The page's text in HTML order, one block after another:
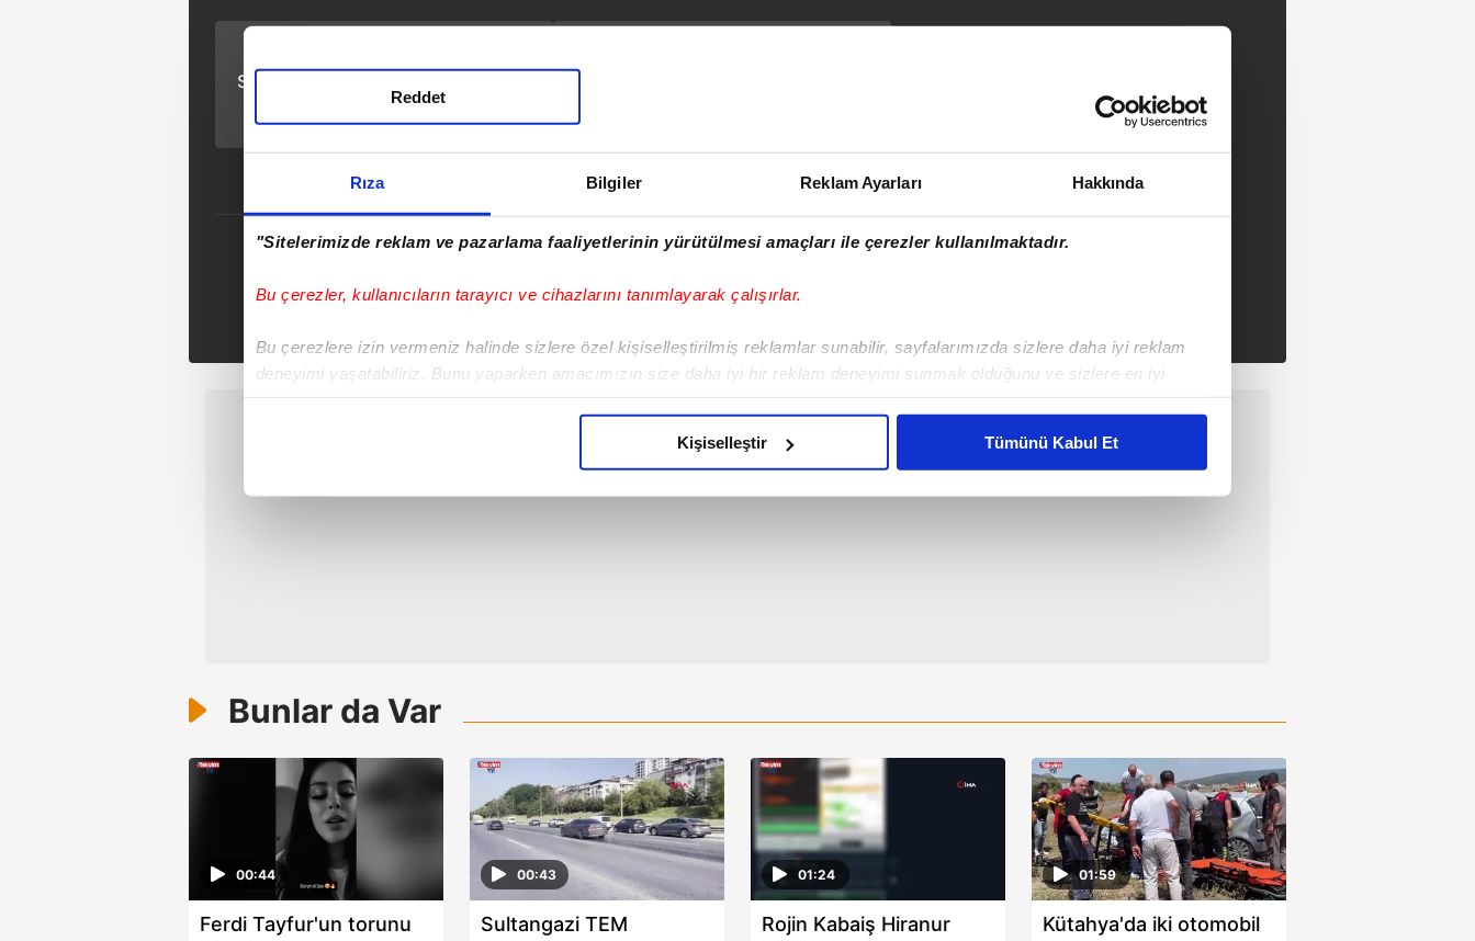
Rıza Bilgiler Reklam Ayarları Hakkında
"Sitelerimizde reklam ve pazarlama faaliyetlerinin yürütülmesi amaçları ile çerezler kullanılmaktadır.
Bu çerezler, kullanıcıların tarayıcı ve cihazlarını tanımlayarak çalışırlar.
Bu çerezlere izin vermeniz halinde sizlere özel kişiselleştirilmiş reklamlar sunabilir, sayfalarımızda sizlere daha iyi reklam
deneyimi yaşatabiliriz. Bunu yaparken amacımızın size daha iyi bir reklam deneyimi sunmak olduğunu ve sizlere en iyi
mevzuata uygun olarak kullanılan çerezlerle ilgili bilgi almak için lütfen
tıklayınız.
Reddet
Kişiselleştir Tümünü Kabul Et
Silivri'de gerginlik ve
arbede... CHP'liler
tepki gösterdi! Adliye
Takvim.com.tr Haber
Bunlar da Var
00:44
Ferdi Tayfur'un torunu
00:43
Sultangazi TEM
01:24
Rojin Kabaiş Hiranur
01:59
Kütahya'da iki otomobil